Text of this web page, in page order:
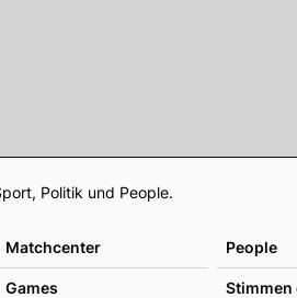
Politik und People.
Matchcenter People
Games Stimmen